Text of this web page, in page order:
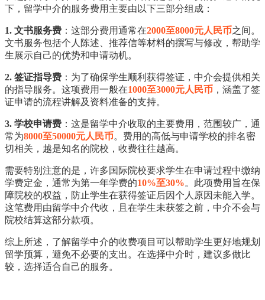
下，留学中介的服务费用主要由以下三部分组成：
1. 文书服务费 ：这部分费用通常在2000至8000元人民币之间。
文书服务包括个人陈述、推荐信等材料的撰写与修改，帮助学
生展示自己的优势和申请动机。
2. 签证指导费 ：为了确保学生顺利获得签证，中介会提供相关
的指导服务。这项费用一般在1000至3000元人民币 ，涵盖了签
证申请的流程讲解及资料准备的支持。
3. 学校申请费 ：这是留学中介收取的主要费用，范围较广，通
常为8000至50000元人民币。费用的高低与申请学校的排名密
切相关，越是知名的院校，收费往往越高。
需要特别注意的是，许多国际院校要求学生在申请过程中缴纳
学费定金，通常为第一年学费的10%至30%。此项费用旨在保
障院校的权益，防止学生在获得签证后因个人原因未能入学。
这笔费用由留学中介代收，且在学生未获签之前，中介不会与
院校结算这部分款项。
综上所述，了解留学中介的收费项目可以帮助学生更好地规划
留学预算，避免不必要的支出。在选择中介时，建议多做比
较，选择适合自己的服务。